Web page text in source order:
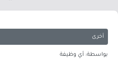
أخرى
بواسطة: أي وظيفة